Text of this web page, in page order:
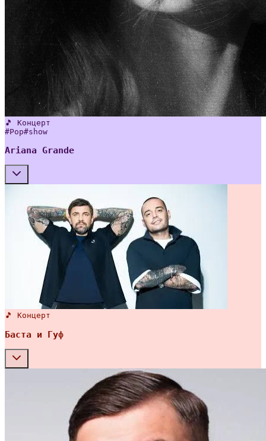
🎵 Концерт
#Pop#show
Ariana Grande
🎵 Концерт
Баста и Гуф